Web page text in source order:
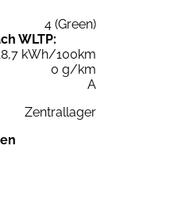
4 (Green)
WLTP:
kWh/100km
0 g/km
A
Zentrallager